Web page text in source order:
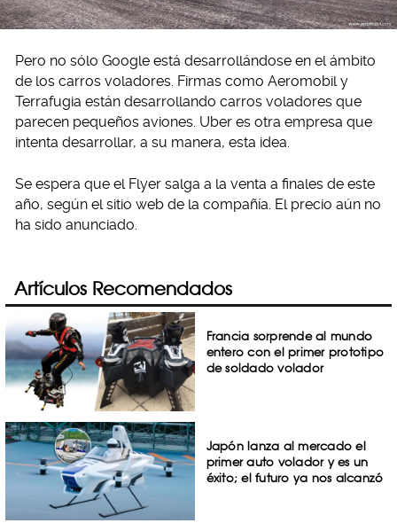
Pero no sólo Google está desarrollándose en el ámbito
de los carros voladores. Firmas como Aeromobil y
Terrafugia están desarrollando carros voladores que
parecen pequeños aviones. Uber es otra empresa que
intenta desarrollar, a su manera, esta idea.
Se espera que el Flyer salga a la venta a finales de este
año, según el sitio web de la compañía. El precio aún no
ha sido anunciado.
Artículos Recomendados
Francia sorprende al mundo
entero con el primer prototipo
de soldado volador
Japón lanza al mercado el
primer auto volador y es un
éxito; el futuro ya nos alcanzó